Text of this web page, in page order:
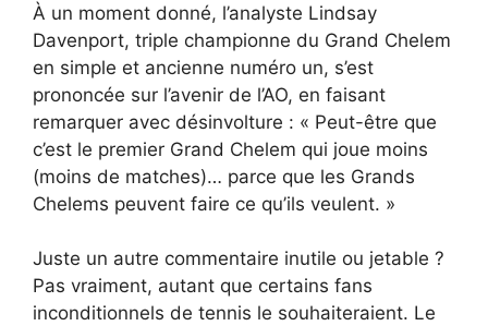
À un moment donné, l’analyste Lindsay
Davenport, triple championne du Grand Chelem
en simple et ancienne numéro un, s’est
prononcée sur l’avenir de l’AO, en faisant
remarquer avec désinvolture : « Peut-être que
c’est le premier Grand Chelem qui joue moins
(moins de matches)… parce que les Grands
Chelems peuvent faire ce qu’ils veulent. »
Juste un autre commentaire inutile ou jetable ?
Pas vraiment, autant que certains fans
inconditionnels de tennis le souhaiteraient. Le